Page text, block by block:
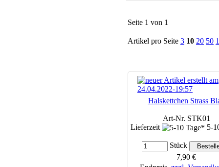
Seite 1 von 1
Artikel pro Seite 3 10 20 50
Halskettchen Strass
Art-Nr. STK01
Lieferzeit
5-
Stück
7,90 €